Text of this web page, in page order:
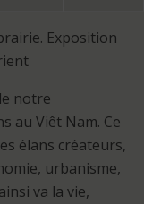
Exposition
notre
au Viêt Nam. Ce
élans créateurs,
urbanisme,
va la vie,